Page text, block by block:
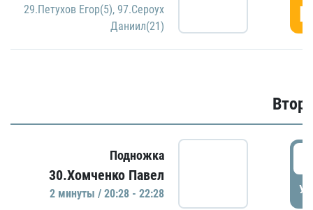
29.Петухов Егор(5), 97.Сероух
Даниил(21)
Подножка
30.Хомченко Павел
2 минуты / 20:28 - 22:28